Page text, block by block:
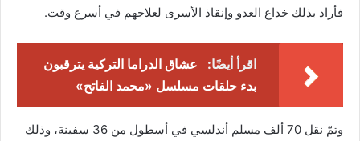
فأراد بذلك خداع العدو وإنقاذ الأسرى لعلاجهم في أسرع وقت.
اقرأ أيضًا:
عشاق الدراما التركية يترقبون
بدء حلقات مسلسل «محمد الفاتح»
وتمّ نقل 70 ألف مسلم أندلسي في أسطول من 36 سفينة، وذلك